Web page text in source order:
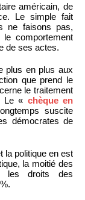
américain, de
Le simple fait
ne faisons pas,
comportement
de ses actes.
plus en plus aux
que prend le
le traitement
Le « chèque en
suscite
démocrates de
la politique en est
la moitié des
les droits des